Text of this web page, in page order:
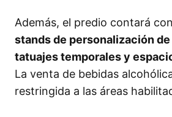
Además, el predio contará con
stands de personalización de
tatuajes temporales y
La venta de bebidas
restringida a las áreas